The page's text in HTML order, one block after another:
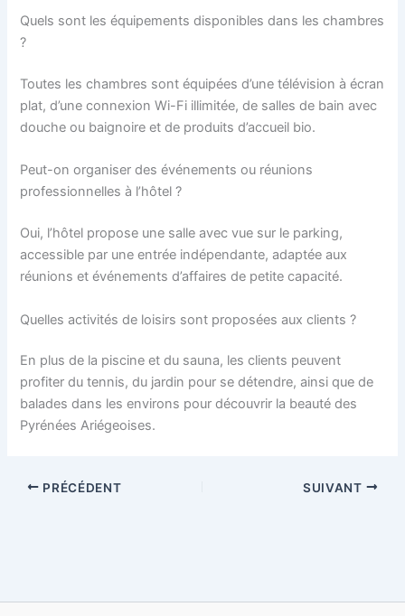
Quels sont les équipements disponibles dans les chambres
?
Toutes les chambres sont équipées d’une télévision à écran
plat, d’une connexion Wi-Fi illimitée, de salles de bain avec
douche ou baignoire et de produits d’accueil bio.
Peut-on organiser des événements ou réunions
professionnelles à l’hôtel ?
Oui, l’hôtel propose une salle avec vue sur le parking,
accessible par une entrée indépendante, adaptée aux
réunions et événements d’affaires de petite capacité.
Quelles activités de loisirs sont proposées aux clients ?
En plus de la piscine et du sauna, les clients peuvent
profiter du tennis, du jardin pour se détendre, ainsi que de
balades dans les environs pour découvrir la beauté des
Pyrénées Ariégeoises.
PRÉCÉDENT SUIVANT